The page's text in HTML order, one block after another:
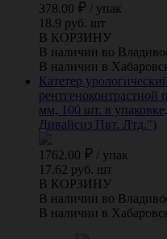
378.00 / упак
18.9 руб. шт
В КОРЗИНУ
В наличии во
В наличии в
Катетер
рентгеноконтрастной
мм, 100 шт. в
Дивайсиз Пвт. Лтд.")
1762.00 / упак
17.62 руб. шт
В КОРЗИНУ
В наличии во
В наличии в